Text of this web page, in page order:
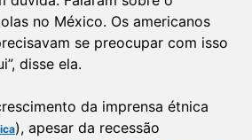
no México. Os americanos
se preocupar com isso
disse ela.
da imprensa étnica
), apesar da recessão